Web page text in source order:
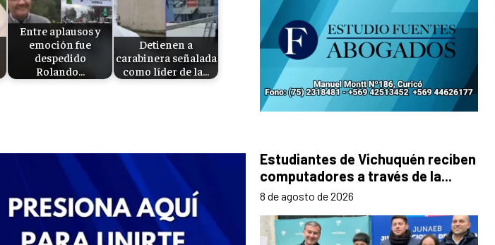
Entre aplausos y
emoción fue
despedido
Rolando…
Detienen a
carabinera señalada
como líder de la…
Estudiantes de Vichuquén reciben
computadores a través de la...
8 de agosto de 2026